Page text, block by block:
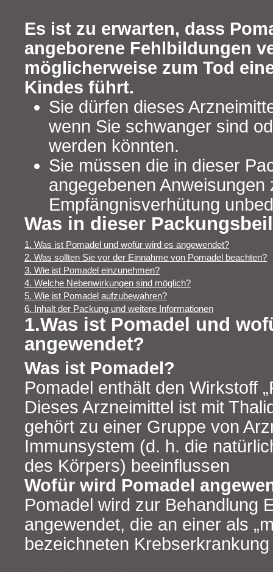
Es ist zu erwarten, dass
angeborene Fehlbildungen
möglicherweise zum Tod
Kindes führt.
Sie dürfen dieses
wenn Sie schwanger sind
werden könnten.
Sie müssen die in dieser
angegebenen Anweisungen
Empfängnisverhütung
Was in dieser
1. Was ist Pomadel und wofür wird es angewendet?
2. Was sollten Sie vor der Einnahme von Pomadel beachten?
3. Wie ist Pomadel einzunehmen?
4. Welche Nebenwirkungen sind möglich?
5. Wie ist Pomadel aufzubewahren?
6. Inhalt der Packung und weitere Informationen
1.Was ist Pomadel und
angewendet?
Was ist Pomadel?
Pomadel enthält den Wirkstoff
Dieses Arzneimittel ist mit
gehört zu einer Gruppe von
Immunsystem (d. h. die
des Körpers) beeinflussen
Wofür wird Pomadel
Pomadel wird zur Behandlung
angewendet, die an einer als
bezeichneten